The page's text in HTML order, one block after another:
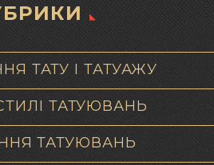
ТАТУ І ТАТУАЖУ
ТАТУЮВАНЬ
ТАТУЮВАНЬ